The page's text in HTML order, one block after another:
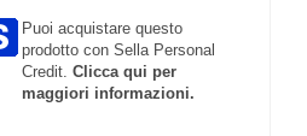
Puoi acquistare questo
prodotto con Sella Personal
Credit.Clicca qui per
maggiori informazioni.